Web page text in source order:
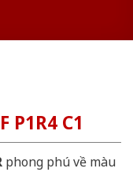
P1R4 C1
phong phú về màu